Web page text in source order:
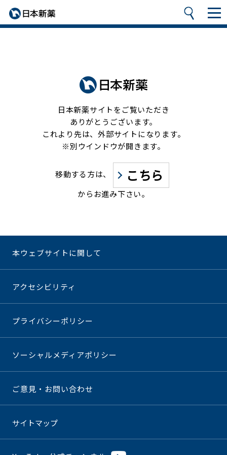
日本新薬サイトをご覧いただき
ありがとうございます。
これより先は、外部サイトになります。
※別ウインドウが開きます。
移動する方は、 こちら
からお進み下さい。
本ウェブサイトに関して
アクセシビリティ
プライバシーポリシー
ソーシャルメディアポリシー
ご意見・お問い合わせ
サイトマップ